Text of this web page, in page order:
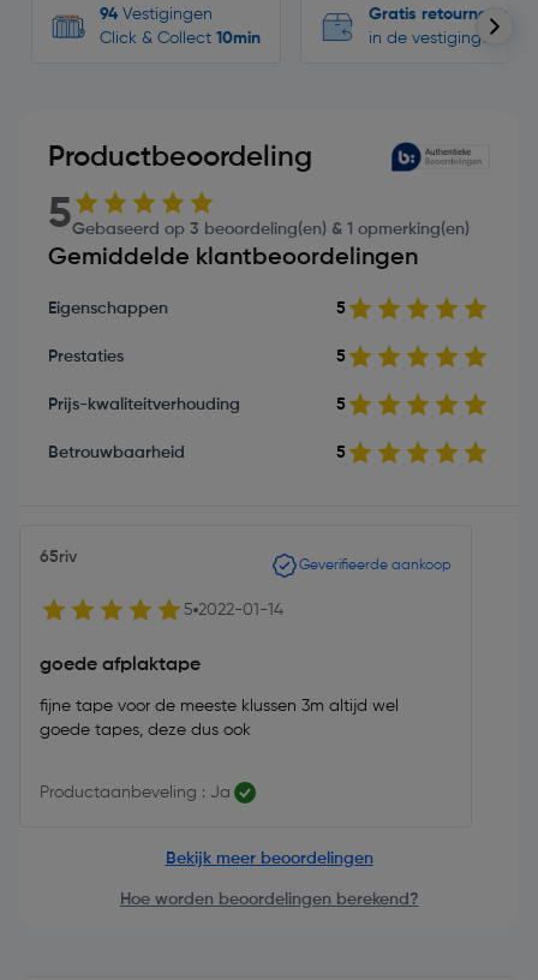
94 Vestigingen
Click & Collect 10min
Gratis retourneren
in de vestigingen
Productbeoordeling
5Gebaseerd op 3 beoordeling(en) & 1 opmerking(en)
Gemiddelde klantbeoordelingen
Eigenschappen 5
Prestaties 5
Prijs-kwaliteitverhouding 5
Betrouwbaarheid 5
65riv Geverifieerde aankoop
5 2022-01-14
goede afplaktape
fijne tape voor de meeste klussen 3m altijd wel
goede tapes, deze dus ook
Productaanbeveling : Ja
Bekijk meer beoordelingen
Hoe worden beoordelingen berekend?